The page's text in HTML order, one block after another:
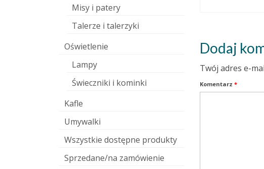
Dodaj
Twój adres e-
Komentarz *
Misy i patery
Talerze i talerzyki
Oświetlenie
Lampy
Świeczniki i kominki
Kafle
Umywalki
Wszystkie dostępne produkty
Sprzedane/na zamówienie